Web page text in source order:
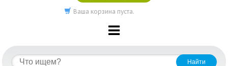
Ваша корзина пуста.